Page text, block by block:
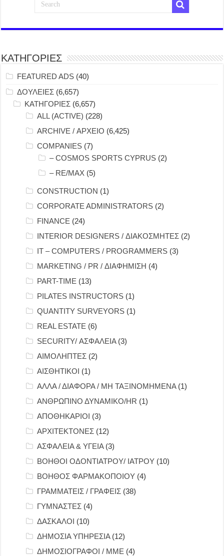
ΚΑΤΗΓΟΡΙΕΣ
FEATURED ADS (40)
ΔΟΥΛΕΙΕΣ (6,657)
ΚΑΤΗΓΟΡΙΕΣ (6,657)
ALL (ACTIVE) (228)
ARCHIVE / ΑΡΧΕΙΟ (6,425)
COMPANIES (7)
– COSMOS SPORTS CYPRUS (2)
– RE/MAX (5)
CONSTRUCTION (1)
CORPORATE ADMINISTRATORS (2)
FINANCE (24)
INTERIOR DESIGNERS / ΔΙΑΚΟΣΜΗΤΕΣ (2)
IT – COMPUTERS / PROGRAMMERS (3)
MARKETING / PR / ΔΙΑΦΗΜΙΣΗ (4)
PART-TIME (13)
PILATES INSTRUCTORS (1)
QUANTITY SURVEYORS (1)
REAL ESTATE (6)
SECURITY/ ΑΣΦΑΛΕΙΑ(3)
ΑΙΜΟΛΗΠΤΕΣ (2)
ΑΙΣΘΗΤΙΚΟΙ (1)
ΑΛΛΑ / ΔΙΑΦΟΡΑ / ΜΗ ΤΑΞΙΝΟΜΗΜΕΝΑ(1)
ΑΝΘΡΩΠΙΝΟ ΔΥΝΑΜΙΚΟ/HR (1)
ΑΠΟΘΗΚΑΡΙΟΙ (3)
ΑΡΧΙΤΕΚΤΟΝΕΣ (12)
ΑΣΦΑΛΕΙΑ & ΥΓΕΙΑ(3)
ΒΟΗΘΟΙ ΟΔΟΝΤΙΑΤΡΟΥ/ ΙΑΤΡΟΥ (10)
ΒΟΗΘΟΣ ΦΑΡΜΑΚΟΠΟΙΟΥ (4)
ΓΡΑΜΜΑΤΕΙΣ / ΓΡΑΦΕΙΣ (38)
ΓΥΜΝΑΣΤΕΣ (4)
ΔΑΣΚΑΛΟΙ (10)
ΔΗΜΟΣΙΑ ΥΠΗΡΕΣΙΑ(12)
ΔΗΜΟΣΙΟΓΡΑΦΟΙ / ΜΜΕ (4)